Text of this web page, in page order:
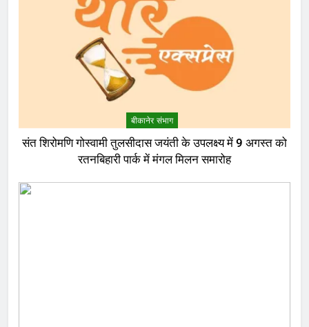
बीकानेर संभाग
संत शिरोमणि गोस्वामी तुलसीदास जयंती के उपलक्ष्य में 9 अगस्त को
रतनबिहारी पार्क में मंगल मिलन समारोह